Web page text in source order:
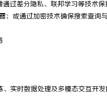
过差分隐私、联邦学习等技术
；或通过加密技术确保搜索查
实时数据处理及多模态交互开